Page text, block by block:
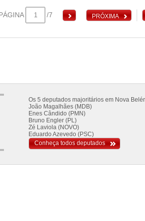
/7 PRÓXIMA
Os 5 deputados majoritários em Nova
João Magalhães (MDB)
Enes Cândido (PMN)
Bruno Engler (PL)
Zé Laviola (NOVO)
Eduardo Azevedo (PSC)
Conheça todos deputados